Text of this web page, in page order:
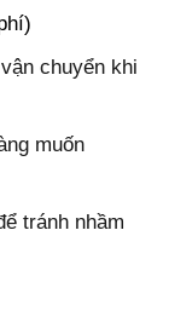
chuyển khi
muốn
tránh nhầm